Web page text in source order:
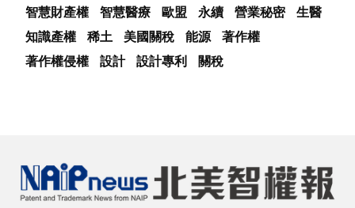
智慧財產權
智慧醫療 歐盟 永續 營業秘密
生醫
知識產權
稀土 美國關稅 能源
著作權
著作權侵權
設計 設計專利 關稅